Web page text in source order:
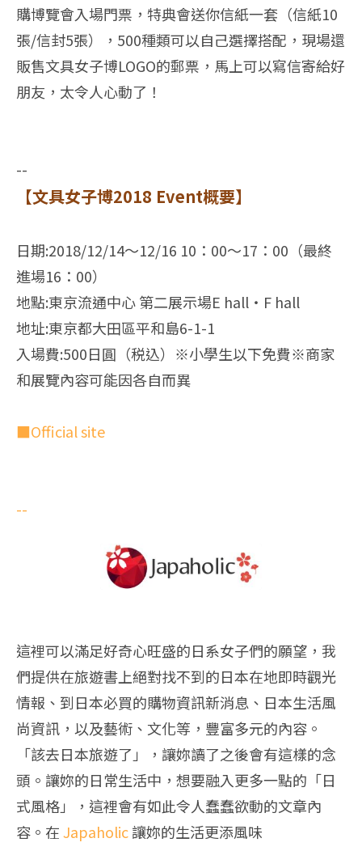
購博覽會入場門票，特典會送你信紙一套（信紙10
張/信封5張），500種類可以自己選擇搭配，現場還
販售文具女子博LOGO的郵票，馬上可以寫信寄給好
朋友，太令人心動了！
--
【文具女子博2018 Event概要】
日期:2018/12/14～12/16 10：00～17：00（最終
進場16：00）
地點:東京流通中心 第二展示場E hall・F hall
地址:東京都大田區平和島6-1-1
入場費:500日圓（税込）※小學生以下免費※商家
和展覽內容可能因各自而異
■Official site
--
這裡可以滿足好奇心旺盛的日系女子們的願望，我
們提供在旅遊書上絕對找不到的日本在地即時觀光
情報、到日本必買的購物資訊新消息、日本生活風
尚資訊，以及藝術、文化等，豐富多元的內容。
「該去日本旅遊了」，讓妳讀了之後會有這樣的念
頭。讓妳的日常生活中，想要融入更多一點的「日
式風格」，這裡會有如此令人蠢蠢欲動的文章內
容。在Japaholic讓妳的生活更添風味